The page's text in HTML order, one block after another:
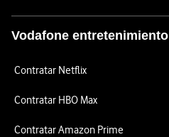
Vodafone entretenimiento
Contratar Netflix
Contratar HBO Max
Contratar Amazon Prime